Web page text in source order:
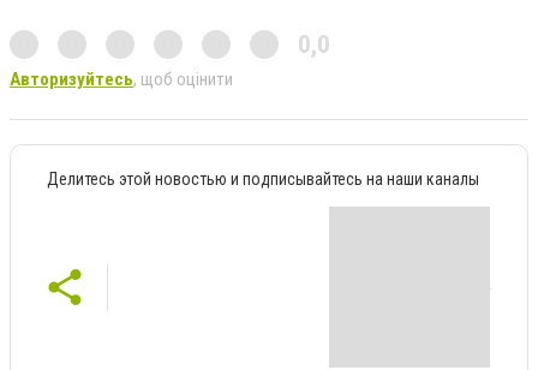
0,0
Авторизуйтесь, щоб оцінити
Делитесь этой новостью и подписывайтесь на наши каналы